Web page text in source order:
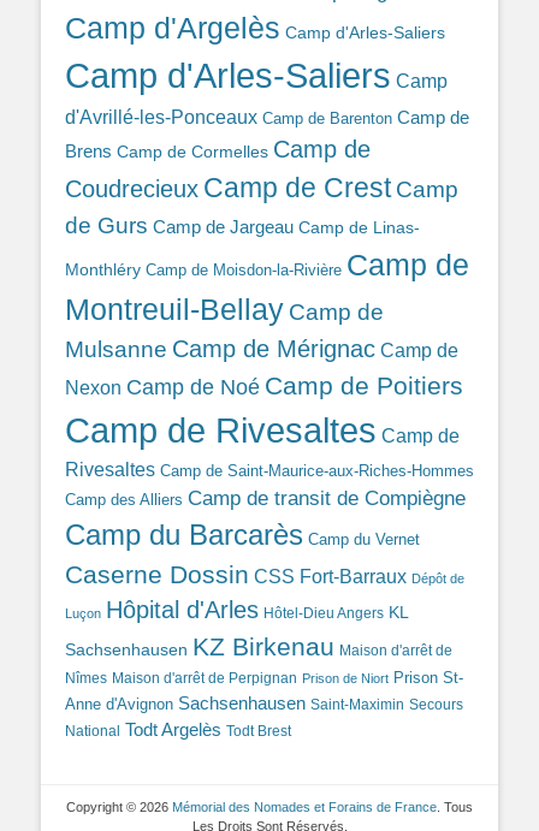
Camp d'Argelès Camp d'Arles-Saliers
Camp d'Arles-Saliers Camp
d'Avrillé-les-Ponceaux Camp de Barenton Camp de
Brens Camp de Cormelles Camp de
Coudrecieux Camp de Crest Camp
de Gurs Camp de Jargeau Camp de Linas-
Monthléry Camp de Moisdon-la-Rivière Camp de
Montreuil-Bellay Camp de
Mulsanne Camp de Mérignac Camp de
Nexon Camp de Noé Camp de Poitiers
Camp de Rivesaltes Camp de
Rivesaltes Camp de Saint-Maurice-aux-Riches-Hommes
Camp des Alliers Camp de transit de Compiègne
Camp du Barcarès Camp du Vernet
Caserne Dossin CSS Fort-Barraux Dépôt de
Luçon Hôpital d'Arles Hôtel-Dieu Angers KL
Sachsenhausen KZ Birkenau Maison d'arrêt de
Nîmes Maison d'arrêt de Perpignan Prison de Niort Prison St-
Anne d'Avignon Sachsenhausen Saint-Maximin Secours
National Todt Argelès Todt Brest
Copyright © 2026 Mémorial des Nomades et Forains de France . Tous
Les Droits Sont Réservés.